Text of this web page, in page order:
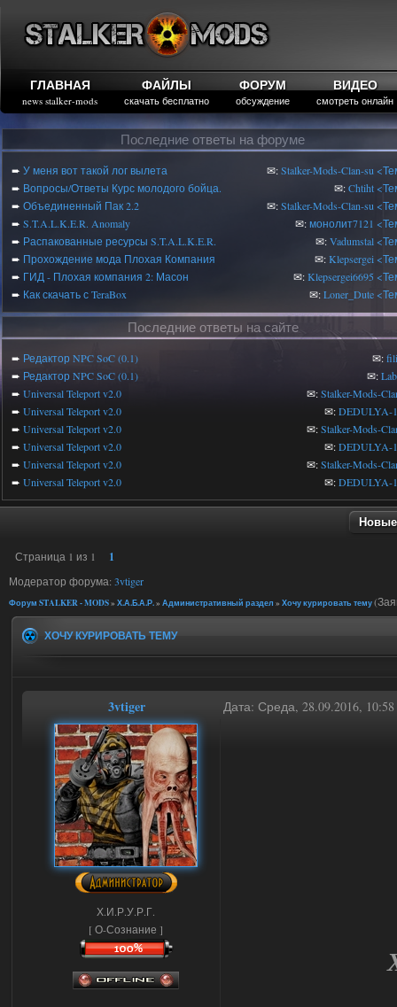
ГЛАВНАЯ
news stalker-mods
ФАЙЛЫ
скачать бесплатно
ФОРУМ
обсуждение
ВИДЕО
смотреть онлайн
Последние ответы на форуме
➨ У меня вот такой лог вылета ✉:Stalker-Mods-Clan-su
➨ Вопросы/Ответы Курс молодого бойца. ✉:Chtiht
➨ Объединенный Пак 2.2 ✉:Stalker-Mods-Clan-su
➨ S.T.A.L.K.E.R. Anomaly ✉:монолит7121
➨ Распакованные ресурсы S.T.A.L.K.E.R. ✉:Vadumstal
➨ Прохождение мода Плохая Компания ✉:Klepsergei
➨ ГИД - Плохая компания 2: Масон ✉:Klepsergei6695
➨ Как скачать с TeraBox ✉:Loner_Dute
Последние ответы на сайте
➨ Редактор NPC SoC (0.1) ✉:
➨ Редактор NPC SoC (0.1) ✉:
➨ Universal Teleport v2.0 ✉:Stalker-Mods-
➨ Universal Teleport v2.0 ✉:DEDULYA-
➨ Universal Teleport v2.0 ✉:Stalker-Mods-
➨ Universal Teleport v2.0 ✉:DEDULYA-
➨ Universal Teleport v2.0 ✉:Stalker-Mods-
➨ Universal Teleport v2.0 ✉:DEDULYA-
Страница 1 из 1 1
Модератор форума: 3vtiger
Форум STALKER - MODS» Х.А.Б.А.Р.» Административный раздел » Хочу курировать тему
ХОЧУ КУРИРОВАТЬ ТЕМУ
3vtiger Дата: Среда, 28.09.2016,
Х.И.Р.У.Р.Г.
[ О-Сознание ]